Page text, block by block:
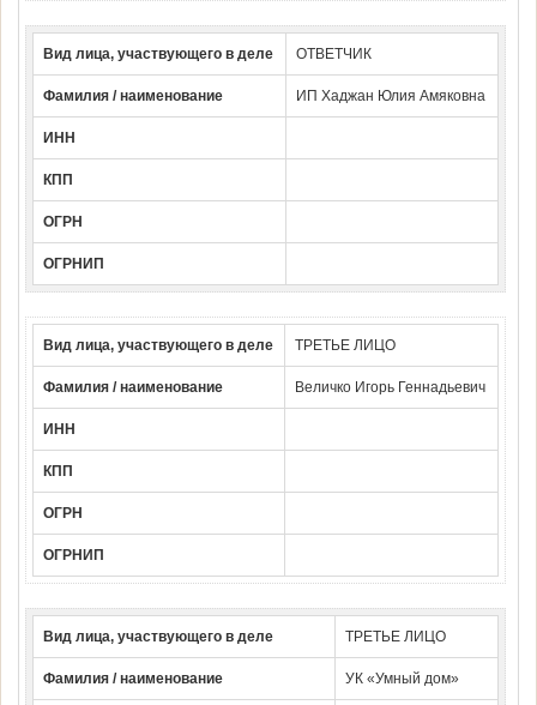
Вид лица, участвующего в деле ОТВЕТЧИК
Фамилия / наименование ИП Хаджан Юлия Амяковна
ИНН
КПП
ОГРН
ОГРНИП
Вид лица, участвующего в деле ТРЕТЬЕ ЛИЦО
Фамилия / наименование Величко Игорь Геннадьевич
ИНН
КПП
ОГРН
ОГРНИП
Вид лица, участвующего в деле ТРЕТЬЕ ЛИЦО
Фамилия / наименование УК «Умный дом»